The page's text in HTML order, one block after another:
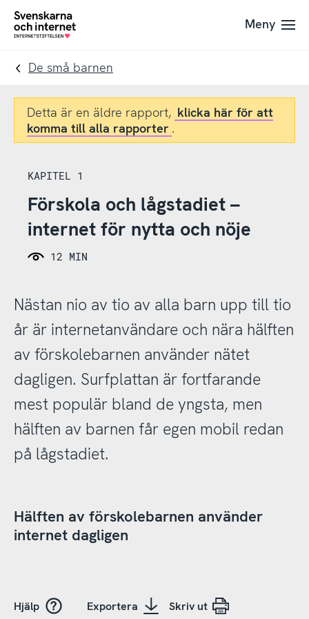
Till
navigation
Till
innehåll
To
Meny
De små barnen
Detta är en äldre rapport, klicka här för att
komma till alla rapporter .
KAPITEL 1
Förskola och lågstadiet –
internet för nytta och nöje
12 MIN
Nästan nio av tio av alla barn upp till tio
år är internetanvändare och nära hälften
av förskolebarnen använder nätet
dagligen. Surfplattan är fortfarande
mest populär bland de yngsta, men
hälften av barnen får egen mobil redan
på lågstadiet.
Hälften av förskolebarnen använder
internet dagligen
Hjälp Exportera Skriv ut